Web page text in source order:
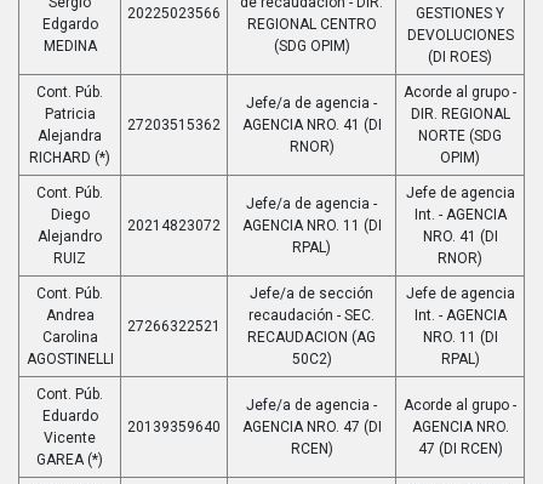
Edgardo
MEDINA
20225023566
REGIONAL CENTRO
(SDG OPIM)
GESTIONES Y
DEVOLUCIONES
(DI ROES)
Cont. Púb.
Patricia
Alejandra
RICHARD (*)
27203515362
Jefe/a de agencia -
AGENCIA NRO. 41 (DI
RNOR)
Acorde al grupo -
DIR. REGIONAL
NORTE (SDG
OPIM)
Cont. Púb.
Diego
Alejandro
RUIZ
20214823072
Jefe/a de agencia -
AGENCIA NRO. 11 (DI
RPAL)
Jefe de agencia
Int. - AGENCIA
NRO. 41 (DI
RNOR)
Cont. Púb.
Andrea
Carolina
AGOSTINELLI
27266322521
Jefe/a de sección
recaudación - SEC.
RECAUDACION (AG
50C2)
Jefe de agencia
Int. - AGENCIA
NRO. 11 (DI
RPAL)
Cont. Púb.
Eduardo
Vicente
GAREA (*)
20139359640
Jefe/a de agencia -
AGENCIA NRO. 47 (DI
RCEN)
Acorde al grupo -
AGENCIA NRO.
47 (DI RCEN)